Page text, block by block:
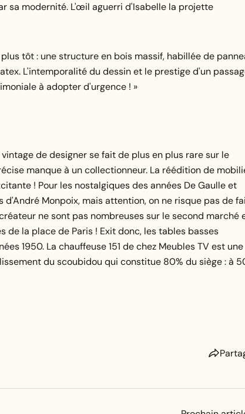
sa modernité. L'œil aguerri d'Isabelle la projette
tôt : une structure en bois massif, habillée de
L'intemporalité du dessin et le prestige d'un
à adopter d'urgence ! »
de designer se fait de plus en plus rare sur le
manque à un collectionneur. La réédition de
! Pour les nostalgiques des années De Gaulle et
Monpoix, mais attention, on ne risque pas de
ne sont pas nombreuses sur le second marché
la place de Paris ! Exit donc, les tables basses
1950. La chauffeuse 151 de chez Meubles TV est une
du scoubidou qui constitue 80% du siège : à